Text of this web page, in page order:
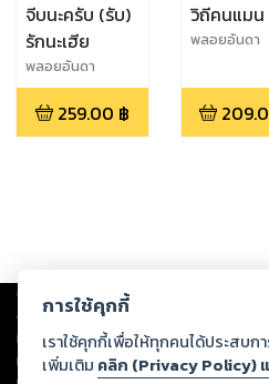
จีบนะครับ (รับ)
รักนะเฮีย
พลอยอันดา
259.00 ฿
วิถีคนแมน
พลอยอันดา
Copyright © 2026
ต่อผลงานหรือเนื้อหาใดที่อัปโหลดผ่านเว็บไ
ทรัพย์สินทางปัญญาของบุคคลอื่นหรือขัดต่อ
ทุกท่านโปรดใช้วิจารณญาณในการกลั่นกรอ
การใช้คุกกี้
เราใช้คุกกี้เพื่อให้ทุกคนได้ประสบ
เพิ่มเติม คลิก (Privacy Policy)